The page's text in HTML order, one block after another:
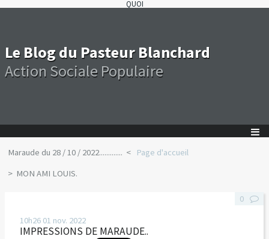
QUOI
Le Blog du Pasteur Blanchard
Action Sociale Populaire
Maraude du 28 / 10 / 2022.............
Page d'accueil
MON AMI LOUIS.
10h26 01 nov. 2022
IMPRESSIONS DE MARAUDE..
0